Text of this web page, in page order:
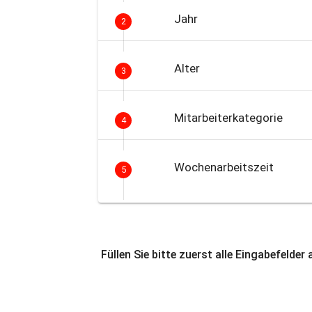
2 Jahr
3 Alter
4 Mitarbeiterkategorie
5 Wochenarbeitszeit
Füllen Sie bitte zuerst alle Eingabefelder